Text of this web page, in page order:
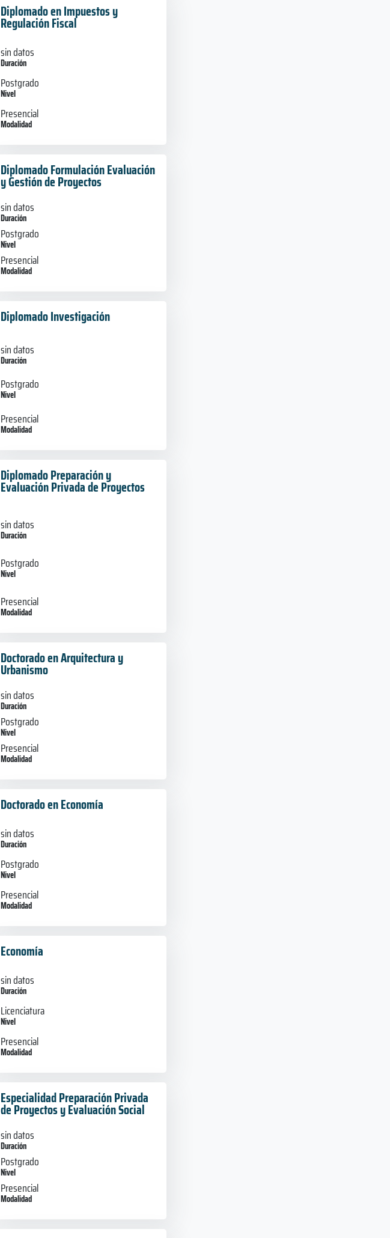
Diplomado en Impuestos y
Regulación Fiscal
sin datos
Duración
Postgrado
Nivel
Presencial
Modalidad
Diplomado Formulación Evaluación
y Gestión de Proyectos
sin datos
Duración
Postgrado
Nivel
Presencial
Modalidad
Diplomado Investigación
sin datos
Duración
Postgrado
Nivel
Presencial
Modalidad
Diplomado Preparación y
Evaluación Privada de Proyectos
sin datos
Duración
Postgrado
Nivel
Presencial
Modalidad
Doctorado en Arquitectura y
Urbanismo
sin datos
Duración
Postgrado
Nivel
Presencial
Modalidad
Doctorado en Economía
sin datos
Duración
Postgrado
Nivel
Presencial
Modalidad
Economía
sin datos
Duración
Licenciatura
Nivel
Presencial
Modalidad
Especialidad Preparación Privada
de Proyectos y Evaluación Social
sin datos
Duración
Postgrado
Nivel
Presencial
Modalidad